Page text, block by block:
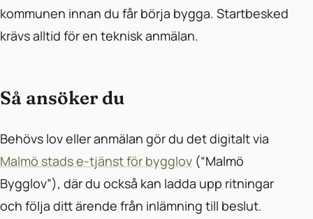
kommunen innan du får börja bygga. Startbesked
krävs alltid för en teknisk anmälan.
Så ansöker du
Behövs lov eller anmälan gör du det digitalt via
Malmö stads e-tjänst för bygglov (“Malmö
Bygglov”), där du också kan ladda upp ritningar
och följa ditt ärende från inlämning till beslut.